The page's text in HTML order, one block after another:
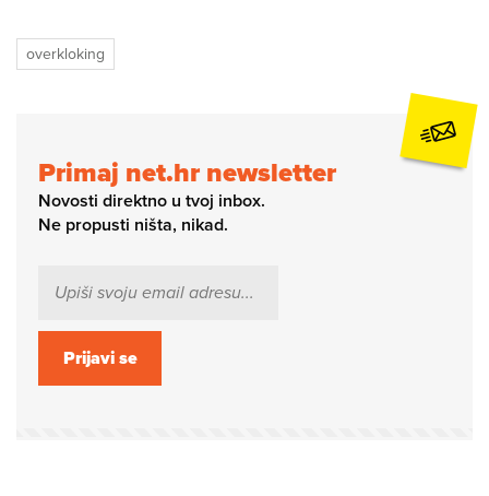
overkloking
Primaj net.hr newsletter
Novosti direktno u tvoj inbox.
Ne propusti ništa, nikad.
Prijavi se